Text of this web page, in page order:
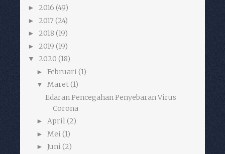
► 2016 (49)
► 2017 (24)
► 2018 (19)
► 2019 (19)
▼ 2020 (18)
► Februari (1)
▼ Maret(1)
Edaran Pencegahan Penyebaran Virus
Corona
► April(2)
► Mei (1)
► Juni (2)